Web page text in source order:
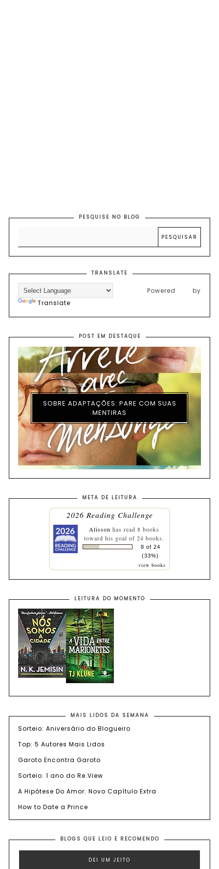
PESQUISE NO BLOG
TRANSLATE
Powered by
Translate
POST EM DESTAQUE
SOBRE ADAPTAÇÕES: PARE COM SUAS
MENTIRAS
META DE LEITURA
2026 Reading Challenge
Alisson has read 8 books
toward his goal of 24 books.
8 of 24
(33%)
view books
LEITURA DO MOMENTO
MAIS LIDOS DA SEMANA
Sorteio: Aniversário do Blogueiro
Top: 5 Autores Mais Lidos
Garoto Encontra Garoto
Sorteio: 1 ano do Re.View
A Hipótese Do Amor: Novo Capítulo Extra
How to Date a Prince
BLOGS QUE LEIO E RECOMENDO
DEI UM JEITO